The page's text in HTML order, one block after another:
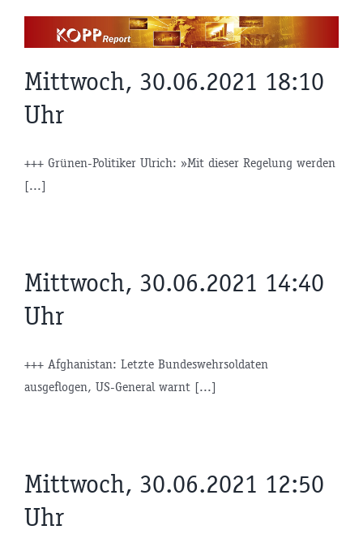
Mittwoch, 30.06.2021 18:10
Uhr
+++ Grünen-Politiker Ulrich: »Mit dieser Regelung werden
[...]
Mittwoch, 30.06.2021 14:40
Uhr
+++ Afghanistan: Letzte Bundeswehrsoldaten
ausgeflogen, US-General warnt [...]
Mittwoch, 30.06.2021 12:50
Uhr